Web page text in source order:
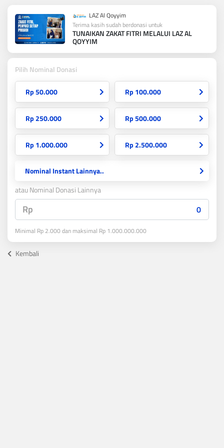
LAZ Al Qoyyim
Terima kasih sudah berdonasi untuk
TUNAIKAN ZAKAT FITRI MELALUI LAZ AL
QOYYIM
Pilih Nominal Donasi
Rp 50.000 Rp 100.000
Rp 250.000 Rp 500.000
Rp 1.000.000 Rp 2.500.000
Nominal Instant Lainnya..
atau Nominal Donasi Lainnya
Rp
Minimal Rp 2.000 dan maksimal Rp 1.000.000.000
Kembali